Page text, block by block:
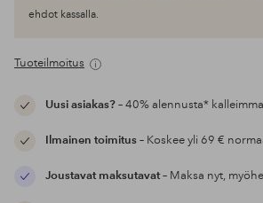
ehdot kassalla.
Tuoteilmoitus
Uusi asiakas?– 40% alennusta*
Ilmainen toimitus– Koskee yli 69 €
Joustavat maksutavat– Maksa nyt,